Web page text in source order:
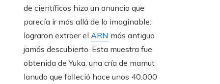
de científicos hizo un anuncio que
parecía ir más allá de lo imaginable:
lograron extraer el ARN más antiguo
jamás descubierto. Esta muestra fue
obtenida de Yuka, una cría de mamut
lanudo que falleció hace unos 40.000